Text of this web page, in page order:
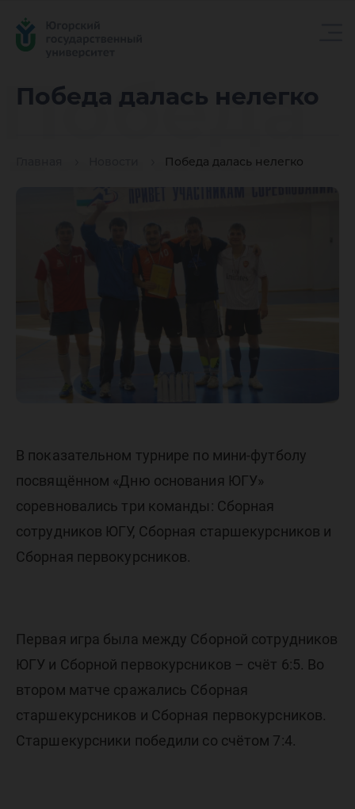
Победа далась нелегко
Победа далась нелегко
Победа
далась
нелегко
В показательном турнире по мини-футболу
посвящённом «Дню основания ЮГУ»
соревновались три команды: Сборная
сотрудников ЮГУ, Сборная старшекурсников и
Сборная первокурсников.
Первая игра была между Сборной сотрудников
ЮГУ и Сборной первокурсников – счёт 6:5. Во
втором матче сражались Сборная
старшекурсников и Сборная первокурсников.
Старшекурсники победили со счётом 7:4.